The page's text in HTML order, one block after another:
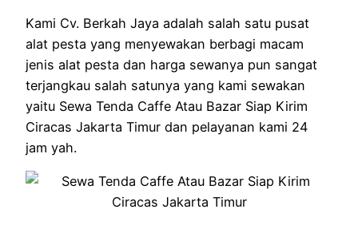
Kami Cv. Berkah Jaya adalah salah satu pusat
alat pesta yang menyewakan berbagi macam
jenis alat pesta dan harga sewanya pun sangat
terjangkau salah satunya yang kami sewakan
yaitu Sewa Tenda Caffe Atau Bazar Siap Kirim
Ciracas Jakarta Timur dan pelayanan kami 24
jam yah.